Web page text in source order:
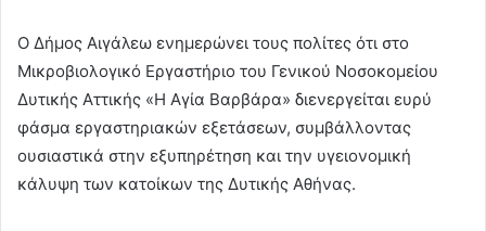
Ο Δήμος Αιγάλεω ενημερώνει τους πολίτες ότι στο
Μικροβιολογικό Εργαστήριο του Γενικού Νοσοκομείου
Δυτικής Αττικής «Η Αγία Βαρβάρα» διενεργείται ευρύ
φάσμα εργαστηριακών εξετάσεων, συμβάλλοντας
ουσιαστικά στην εξυπηρέτηση και την υγειονομική
κάλυψη των κατοίκων της Δυτικής Αθήνας.